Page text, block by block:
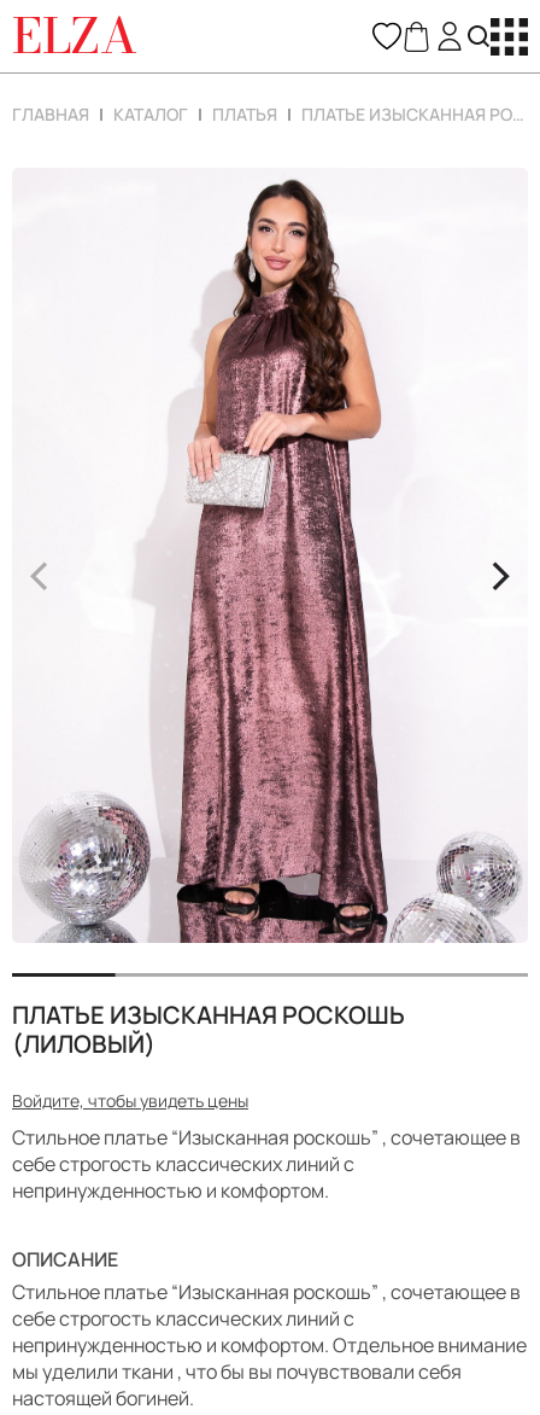
ELZA
ГЛАВНАЯ КАТАЛОГ ПЛАТЬЯ ПЛАТЬЕ ИЗЫСКАННАЯ РОСКОШЬ (ЛИЛОВЫЙ)
< >
ПЛАТЬЕ ИЗЫСКАННАЯ РОСКОШЬ
(ЛИЛОВЫЙ)
Войдите, чтобы увидеть цены
Стильное платье “Изысканная роскошь” , сочетающее в
себе строгость классических линий с
непринужденностью и комфортом.
ОПИСАНИЕ
Стильное платье “Изысканная роскошь” , сочетающее в
себе строгость классических линий с
непринужденностью и комфортом. Отдельное внимание
мы уделили ткани , что бы вы почувствовали себя
настоящей богиней.